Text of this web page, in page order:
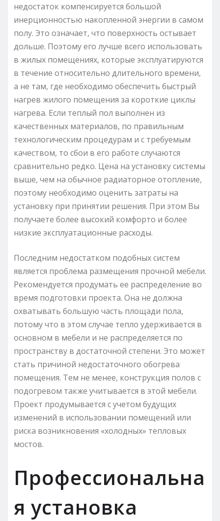
недостаток компенсируется большой
инерционностью накопленной энергии в самом
полу. Это означает, что поверхность остывает
дольше. Поэтому его лучше всего использовать
в жилых помещениях, которые эксплуатируются
в течение относительно длительного времени,
а не там, где необходимо обеспечить быстрый
нагрев жилого помещения за короткие циклы
нагрева. Если теплый пол выполнен из
качественных материалов, по правильным
технологическим процедурам и с требуемым
качеством, то сбои в его работе случаются
сравнительно редко. Цена на установку системы
выше, чем на обычное радиаторное отопление,
поэтому необходимо оценить затраты на
установку при принятии решения. При этом Вы
получаете более высокий комфорто и более
низкие эксплуатационные расходы.
Последним недостатком подобных систем
является проблема размещения прочной мебели.
Рекомендуется продумать ее распределение во
время подготовки проекта. Она не должна
охватывать большую часть площади пола,
потому что в этом случае тепло удерживается в
основном в мебели и не распределяется по
пространству в достаточной степени. Это может
стать причиной недостаточного обогрева
помещения. Тем не менее, конструкция полов с
подогревом также учитывается в этой мебели.
Проект продумывается с учетом будущих
изменений в использовании помещений или
риска возникновения «холодных» тепловых
мостов.
Профессиональна
я установка